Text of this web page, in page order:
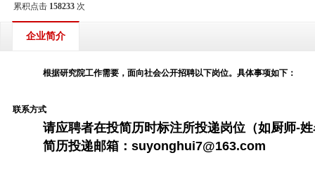
累积点击 158233 次
企业简介
根据研究院工作需要，面向社会公开招聘以下岗位。 具体事项如下：
联系方式
请应聘者在投简历时标注所投递岗位（如厨师-
简历投递邮箱： suyonghui7@163.com